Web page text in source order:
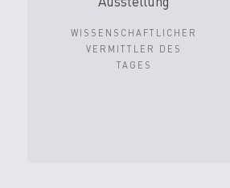
WISSENSCHAFTLICHER
VERMITTLER DES
TAGES